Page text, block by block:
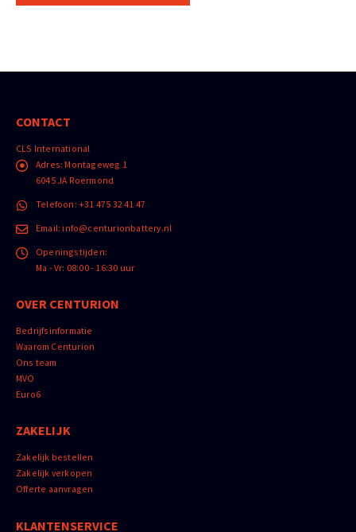
CONTACT
CLS International
Adres: Montageweg 1
6045 JA Roermond
Telefoon: +31 475 32 41 47
Email: info@centurionbattery.nl
Openingstijden:
Ma - Vr: 08:00 - 16:30 uur
OVER CENTURION
Bedrijfsinformatie
Waarom Centurion
Ons team
MVO
Euro6
ZAKELIJK
Zakelijk bestellen
Zakelijk verkopen
Offerte aanvragen
KLANTENSERVICE